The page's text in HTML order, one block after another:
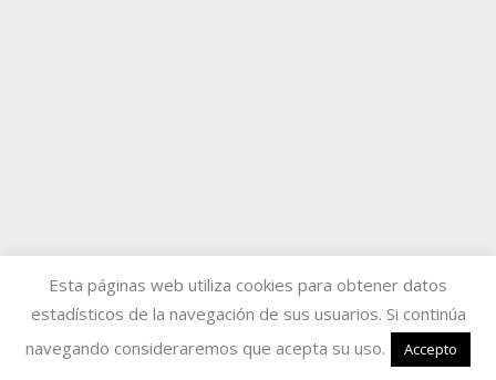
Esta páginas web utiliza cookies para obtener datos
estadísticos de la navegación de sus usuarios. Si continúa
navegando consideraremos que acepta su uso.
Accepto